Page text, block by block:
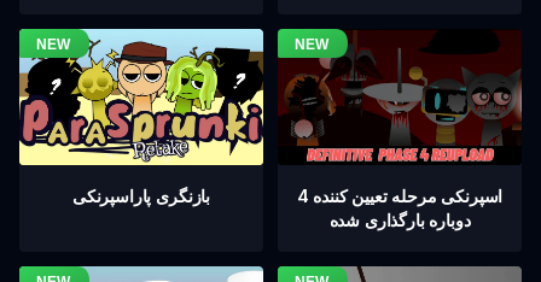
بازنگری پاراسپرنکی
اسپرنکی مرحله تعیین کننده 4
دوباره بارگذاری شده